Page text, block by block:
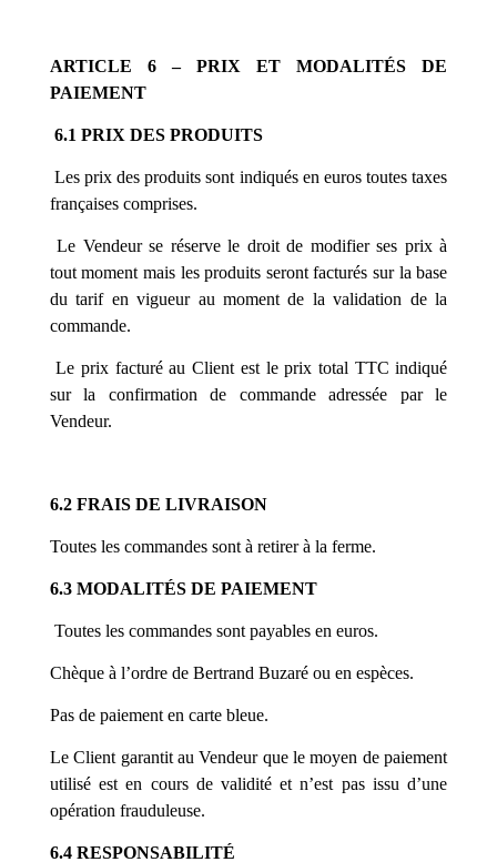
ARTICLE 6 – PRIX ET MODALITÉS DE
PAIEMENT
6.1 PRIX DES PRODUITS
Les prix des produits sont indiqués en euros toutes taxes
françaises comprises.
Le Vendeur se réserve le droit de modifier ses prix à
tout moment mais les produits seront facturés sur la base
du tarif en vigueur au moment de la validation de la
commande.
Le prix facturé au Client est le prix total TTC indiqué
sur la confirmation de commande adressée par le
Vendeur.
6.2 FRAIS DE LIVRAISON
Toutes les commandes sont à retirer à la ferme.
6.3 MODALITÉS DE PAIEMENT
Toutes les commandes sont payables en euros.
Chèque à l’ordre de Bertrand Buzaré ou en espèces.
Pas de paiement en carte bleue.
Le Client garantit au Vendeur que le moyen de paiement
utilisé est en cours de validité et n’est pas issu d’une
opération frauduleuse.
6.4 RESPONSABILITÉ